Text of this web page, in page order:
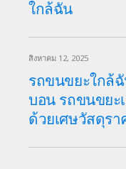
ใกล้ฉัน
สิงหาคม 12, 2025
รถขนขยะใกล้
บอน รถขนขยะ
ด้วยเศษวัสดุรา